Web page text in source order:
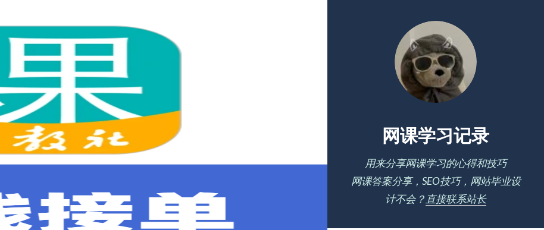
网课学习记录
用来分享网课学习的心得和技巧
网课答案分享，SEO技巧，网站毕业设
计不会？ 直接联系站长